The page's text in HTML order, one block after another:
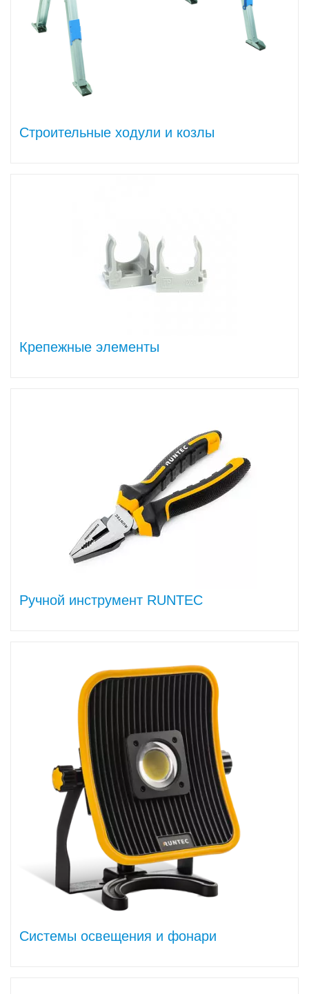
Строительные ходули и козлы
Крепежные элементы
Ручной инструмент RUNTEC
Системы освещения и фонари